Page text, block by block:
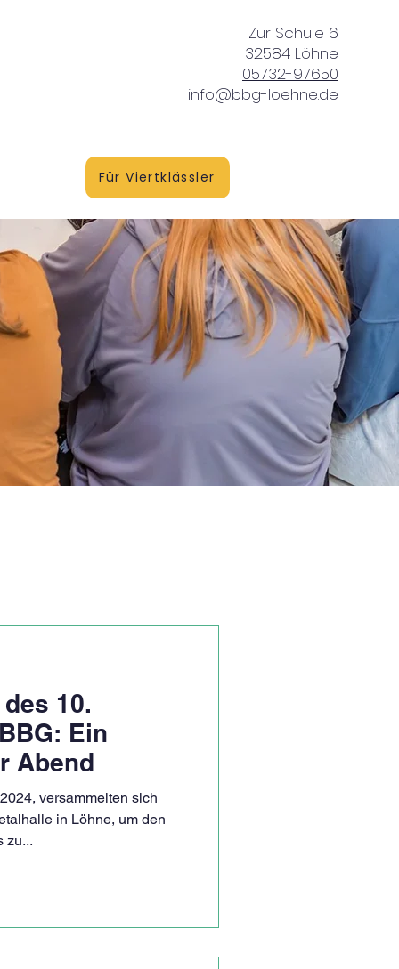
Zur Schule 6
32584 Löhne
05732-97650
info@bbg-loehne.de
Für Viertklässler
10.
Ein
Abend
versammelten sich
in Löhne, um den
zu...